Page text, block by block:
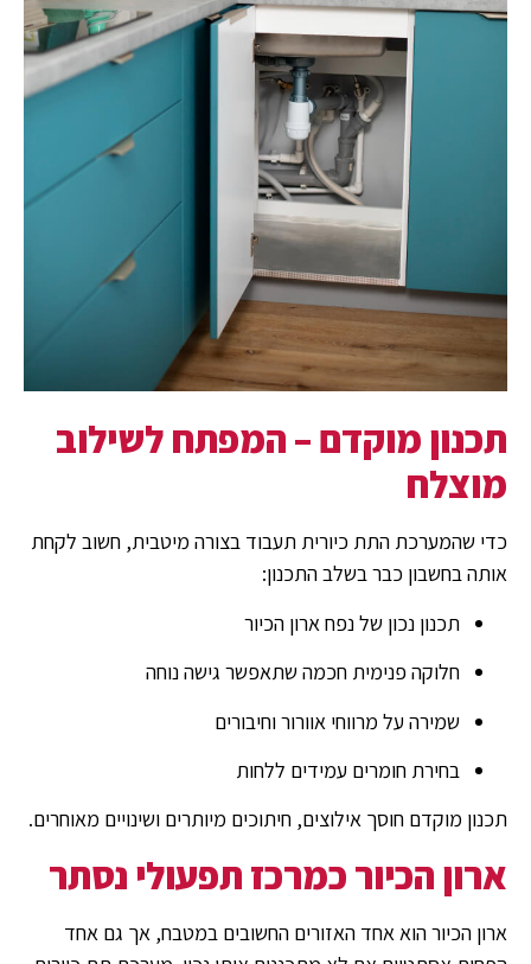
תכנון מוקדם – המפתח לשילוב
מוצלח
כדי שהמערכת התת כיורית תעבוד בצורה מיטבית, חשוב לקחת
אותה בחשבון כבר בשלב התכנון:
תכנון נכון של נפח ארון הכיור
חלוקה פנימית חכמה שתאפשר גישה נוחה
שמירה על מרווחי אוורור וחיבורים
בחירת חומרים עמידים ללחות
תכנון מוקדם חוסך אילוצים, חיתוכים מיותרים ושינויים מאוחרים.
ארון הכיור כמרכז תפעולי נסתר
ארון הכיור הוא אחד האזורים החשובים במטבח, אך גם אחד